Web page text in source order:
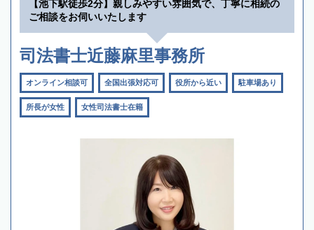
【池下駅徒歩2分】親しみやすい雰囲気で、丁寧に相続の
ご相談をお伺いいたします
司法書士近藤麻里事務所
オンライン相談可 全国出張対応可 役所から近い 駐車場あり
所長が女性 女性司法書士在籍